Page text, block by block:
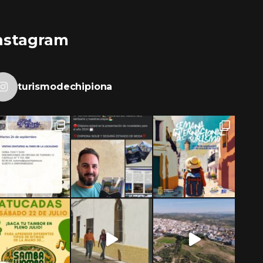
turismodechipiona